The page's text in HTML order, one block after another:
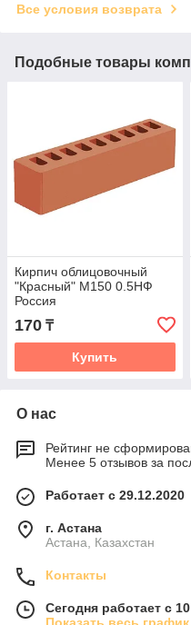
Все условия возврата
Подобные товары
Кирпич облицовочный
"Красный" М150 0.5НФ
Россия
170 ₸
Купить
О нас
Рейтинг не
Менее 5 отзывов за
Работает с 29.12.2020
г. Астана
Астана, Казахстан
Контакты
Сегодня работает с